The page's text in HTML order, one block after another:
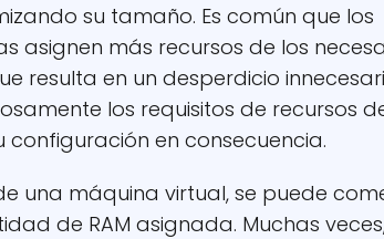
su tamaño. Es común que los
asignen más recursos de los
resulta en un desperdicio
los requisitos de recursos
en consecuencia.
una máquina virtual, se puede
de RAM asignada. Muchas